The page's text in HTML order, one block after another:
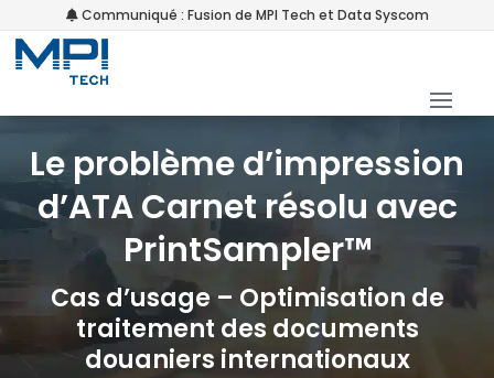
Communiqué : Fusion de MPI Tech et Data Syscom
Le problème d’impression
d’ATA Carnet résolu avec
PrintSampler™
Cas d’usage – Optimisation de
traitement des documents
douaniers internationaux